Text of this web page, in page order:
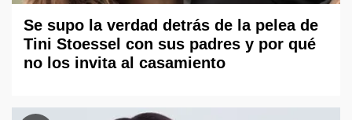
Se supo la verdad detrás de la pelea de
Tini Stoessel con sus padres y por qué
no los invita al casamiento